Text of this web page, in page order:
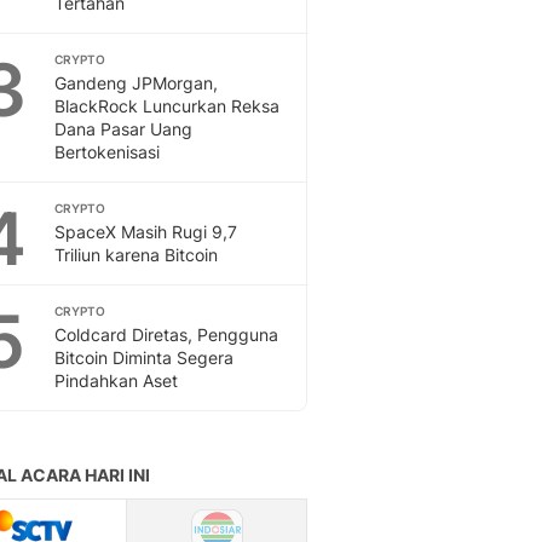
CRYPTO
Gandeng JPMorgan,
BlackRock Luncurkan Reksa
Dana Pasar Uang
Bertokenisasi
CRYPTO
SpaceX Masih Rugi 9,7
Triliun karena Bitcoin
CRYPTO
Coldcard Diretas, Pengguna
Bitcoin Diminta Segera
Pindahkan Aset